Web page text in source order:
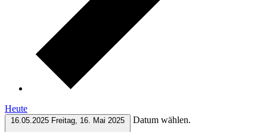
Heute
16.05.2025 Freitag, 16. Mai 2025 Datum wählen.